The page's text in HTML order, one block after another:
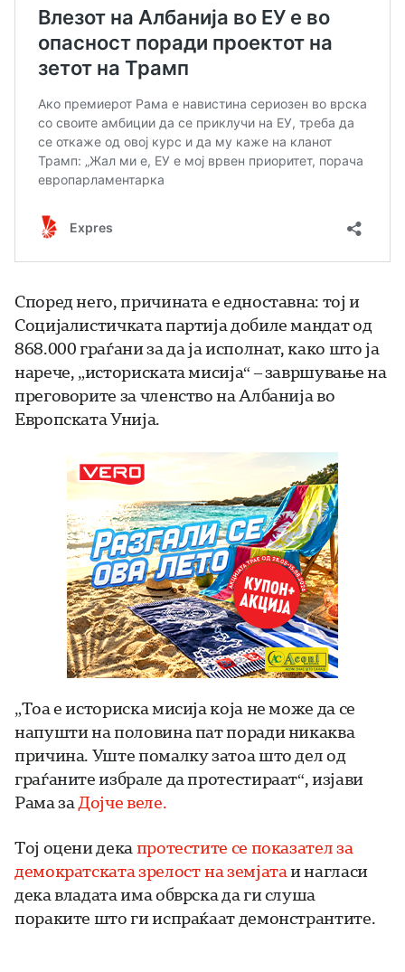
Според него, причината е едноставна: тој и
Социјалистичката партија добиле мандат од
868.000 граѓани за да ја исполнат, како што ја
нарече, „историската мисија“ – завршување на
преговорите за членство на Албанија во
Европската Унија.
„Тоа е историска мисија која не може да се
напушти на половина пат поради никаква
причина. Уште помалку затоа што дел од
граѓаните избрале да протестираат“, изјави
Рама заДојче веле.
Тој оцени декапротестите се показател за
демократската зрелост на земјатаи нагласи
дека владата има обврска да ги слуша
пораките што ги испраќаат демонстрантите.